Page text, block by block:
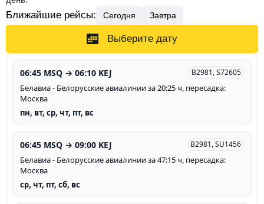
Ближайшие рейсы: Сегодня Завтра
Выберите дату
06:45 MSQ → 06:10 KEJ B2981, S72605
Белавиа - Белорусские авиалинии за 20:25 ч, пересадка:
Москва
пн, вт, ср, чт, пт, вс
06:45 MSQ → 09:00 KEJ B2981, SU1456
Белавиа - Белорусские авиалинии за 47:15 ч, пересадка:
Москва
ср, чт, пт, сб, вс